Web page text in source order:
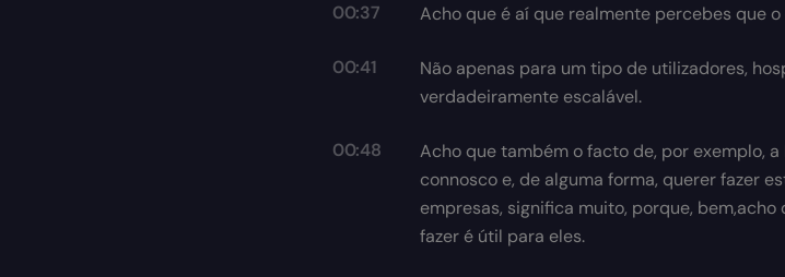
00:37 Acho que é aí que realmente percebes que
00:41
Não apenas para um tipo de utilizadores,
verdadeiramente escalável.
00:48
Acho que também o facto de, por exemplo,
connosco e, de alguma forma, querer fazer
empresas, significa muito, porque,
fazer é útil para eles.